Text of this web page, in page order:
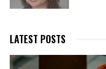
LATEST POSTS